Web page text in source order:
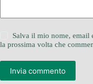
Salva il mio nome, email
la prossima volta che
Invia commento